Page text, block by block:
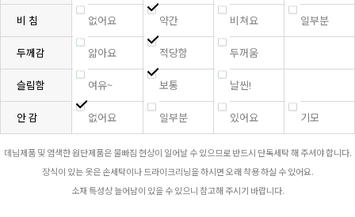
비 침 없어요 약간 비쳐요 일부분
두께감 얇아요 적당함 두꺼움
슬림함 여유~ 보통 날씬!
안 감 없어요 일부분 있어요 기모
데님제품 및 염색한 원단제품은 물빠짐 현상이 일어날 수 있으므로 반드시 단독세탁 해 주셔야 합니다.
장식이 있는 옷은 손세탁이나 드라이크리닝을 하시면 오래 착용 하실 수 있어요.
소재 특성상 늘어남이 있을 수 있으니 참고해 주시기 바랍니다.